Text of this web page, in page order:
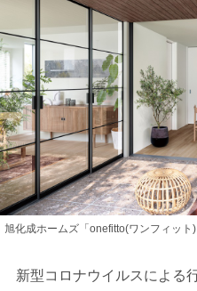
旭化成ホームズ「onefitto(ワンフィット
新型コロナウイルスによる